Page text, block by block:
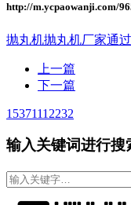
http://m.ycpaowanji.com/
抛丸机抛丸机厂家通
上一篇
下一篇
15371112232
输入关键词进行搜